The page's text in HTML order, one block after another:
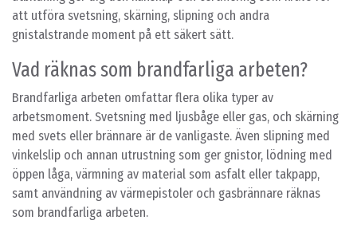
att utföra svetsning, skärning, slipning och andra
gnistalstrande moment på ett säkert sätt.
Vad räknas som brandfarliga arbeten?
Brandfarliga arbeten omfattar flera olika typer av
arbetsmoment. Svetsning med ljusbåge eller gas, och skärning
med svets eller brännare är de vanligaste. Även slipning med
vinkelslip och annan utrustning som ger gnistor, lödning med
öppen låga, värmning av material som asfalt eller takpapp,
samt användning av värmepistoler och gasbrännare räknas
som brandfarliga arbeten.